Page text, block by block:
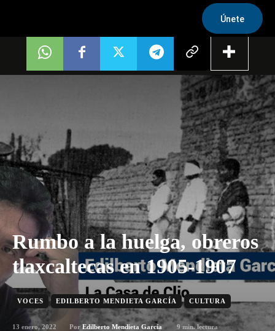
Únete
Rumbo a la huelga, obreros
tlaxcaltecas en 1905-1907
VOCES EDILBERTO MENDIETA GARCÍA CULTURA
13 enero, 2022 Por Edilberto Mendieta García 9 min. lectura